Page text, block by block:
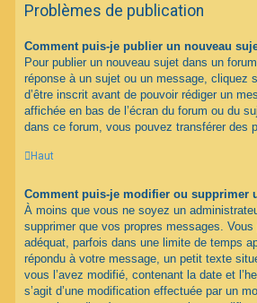
Problèmes de publication
Comment puis-je publier un nouveau
Pour publier un nouveau sujet dans un
réponse à un sujet ou un message, cliquez
d’être inscrit avant de pouvoir rédiger un
affichée en bas de l’écran du forum ou du
dans ce forum, vous pouvez transférer des
Haut
Comment puis-je modifier ou supprimer
À moins que vous ne soyez un
supprimer que vos propres messages.
adéquat, parfois dans une limite de temps
répondu à votre message, un petit texte
vous l’avez modifié, contenant la date et
s’agit d’une modification effectuée par un